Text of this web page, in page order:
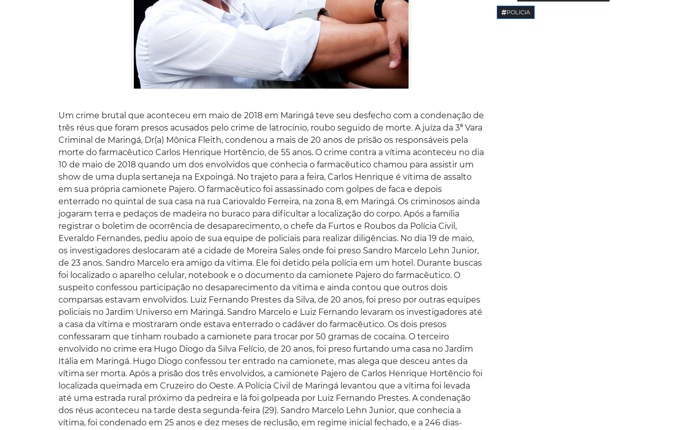
Um crime brutal que aconteceu em maio de 2018 em Maringá teve seu desfecho com a condenação de
três réus que foram presos acusados pelo crime de latrocínio, roubo seguido de morte. A juíza da 3ª Vara
Criminal de Maringá, Dr(a) Mônica Fleith, condenou a mais de 20 anos de prisão os responsáveis pela
morte do farmacêutico Carlos Henrique Hortêncio, de 55 anos. O crime contra a vítima aconteceu no dia
10 de maio de 2018 quando um dos envolvidos que conhecia o farmacêutico chamou para assistir um
show de uma dupla sertaneja na Expoingá. No trajeto para a feira, Carlos Henrique é vítima de assalto
em sua própria camionete Pajero. O farmacêutico foi assassinado com golpes de faca e depois
enterrado no quintal de sua casa na rua Cariovaldo Ferreira, na zona 8, em Maringá. Os criminosos ainda
jogaram terra e pedaços de madeira no buraco para dificultar a localização do corpo. Após a família
registrar o boletim de ocorrência de desaparecimento, o chefe da Furtos e Roubos da Polícia Civil,
Everaldo Fernandes, pediu apoio de sua equipe de policiais para realizar diligências. No dia 19 de maio,
os investigadores deslocaram até a cidade de Moreira Sales onde foi preso Sandro Marcelo Lehn Junior,
de 23 anos. Sandro Marcelo era amigo da vítima. Ele foi detido pela polícia em um hotel. Durante buscas
foi localizado o aparelho celular, notebook e o documento da camionete Pajero do farmacêutico. O
suspeito confessou participação no desaparecimento da vítima e ainda contou que outros dois
comparsas estavam envolvidos. Luiz Fernando Prestes da Silva, de 20 anos, foi preso por outras equipes
policiais no Jardim Universo em Maringá. Sandro Marcelo e Luiz Fernando levaram os investigadores até
a casa da vítima e mostraram onde estava enterrado o cadáver do farmacêutico. Os dois presos
confessaram que tinham roubado a camionete para trocar por 50 gramas de cocaína. O terceiro
envolvido no crime era Hugo Diogo da Silva Felício, de 20 anos, foi preso furtando uma casa no Jardim
Itália em Maringá. Hugo Diogo confessou ter entrado na camionete, mas alega que desceu antes da
vítima ser morta. Após a prisão dos três envolvidos, a camionete Pajero de Carlos Henrique Hortêncio foi
localizada queimada em Cruzeiro do Oeste. A Polícia Civil de Maringá levantou que a vítima foi levada
até uma estrada rural próximo da pedreira e lá foi golpeada por Luiz Fernando Prestes. A condenação
dos réus aconteceu na tarde desta segunda-feira (29). Sandro Marcelo Lehn Junior, que conhecia a
vítima, foi condenado em 25 anos e dez meses de reclusão, em regime inicial fechado, e a 246 dias-
POLICIA